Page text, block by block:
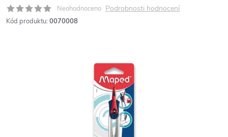
Neohodnoceno Podrobnosti hodnocení
Kód produktu: 0070008